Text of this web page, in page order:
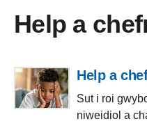
Help a
Help a
Sut i roi
niweidiol a